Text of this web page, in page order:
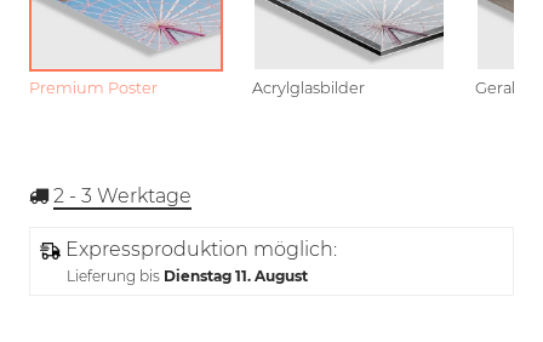
Premium Poster Acrylglasbilder
2 - 3 Werktage
Expressproduktion möglich:
Lieferung bis Dienstag 11. August